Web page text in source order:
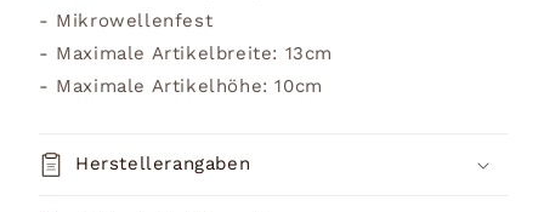
- Mikrowellenfest
- Maximale Artikelbreite: 13cm
- Maximale Artikelhöhe: 10cm
Herstellerangaben